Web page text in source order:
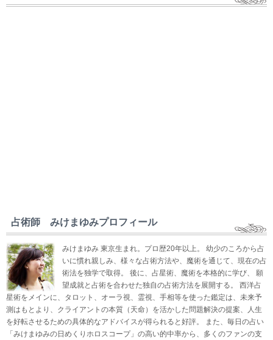
占術師 みけまゆみプロフィール
みけまゆみ 東京生まれ。プロ歴20年以上。 幼少のころから占
いに慣れ親しみ、様々な占術方法や、魔術を通じて、現在の占
術法を独学で取得。 後に、占星術、魔術を本格的に学び、 願
望成就と占術を合わせた独自の占術方法を展開する。 西洋占
星術をメインに、タロット、オーラ視、霊視、手相等を使った鑑定は、未来予
測はもとより、クライアントの本質（天命）を活かした問題解決の提案、人生
を好転させるための具体的なアドバイスが得られると好評。 また、毎日の占い
「みけまゆみの日めくりホロスコープ」の高い的中率から、多くのファンの支